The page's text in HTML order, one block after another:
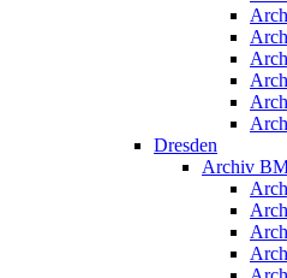
Dresden
Archiv